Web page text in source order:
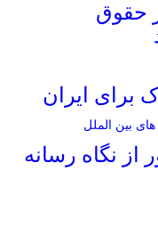
حقوق
برای ایران
از نگاه رسانه